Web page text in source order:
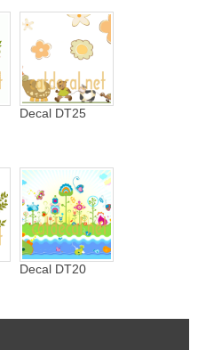
Decal DT25
Decal DT20